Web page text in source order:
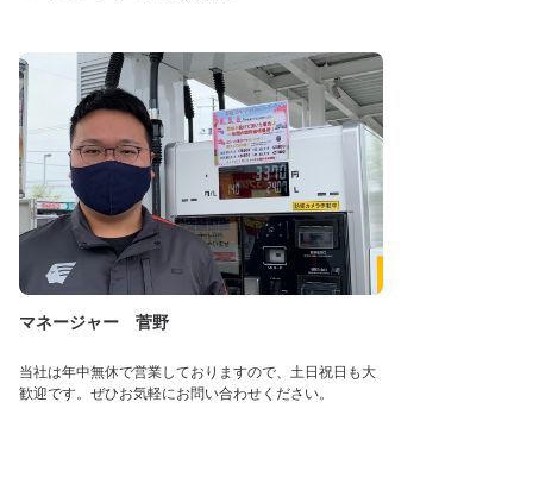
マネージャー 菅野
当社は年中無休で営業しておりますので、土日祝日も大
歓迎です。ぜひお気軽にお問い合わせください。